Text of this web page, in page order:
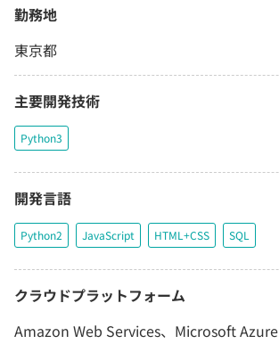
勤務地
東京都
主要開発技術
Python3
開発言語
Python2 JavaScript HTML+CSS SQL
クラウドプラットフォーム
Amazon Web Services、Microsoft Azure